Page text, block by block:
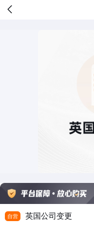
自营 英国公司变更